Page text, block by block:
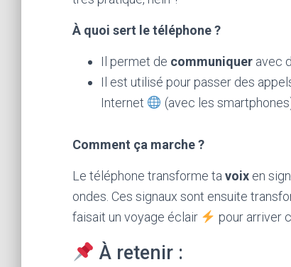
À quoi sert le téléphone ?
Il permet de communiquer avec
Il est utilisé pour passer des
Internet
(avec les
Comment ça marche ?
Le téléphone transforme ta voix en
ondes. Ces signaux sont ensuite
faisait un voyage éclair
pour arriver
À retenir :